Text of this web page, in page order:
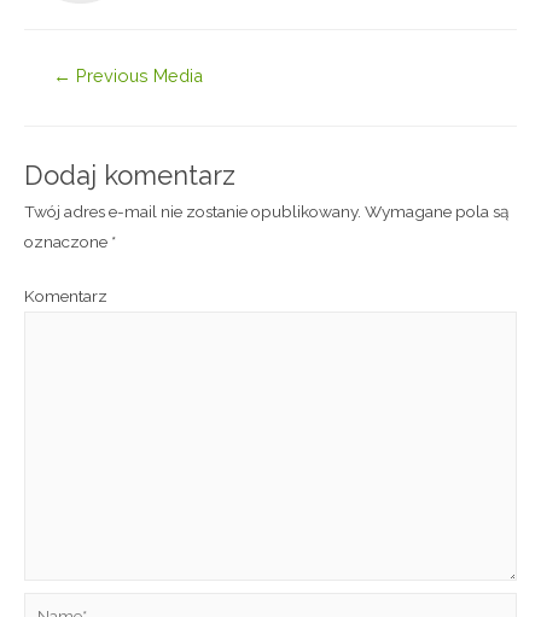
← Previous Media
Dodaj komentarz
Twój adres e-mail nie zostanie opublikowany. Wymagane pola są
oznaczone *
Komentarz